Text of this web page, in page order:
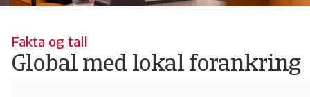
Fakta og tall
Global med lokal forankring